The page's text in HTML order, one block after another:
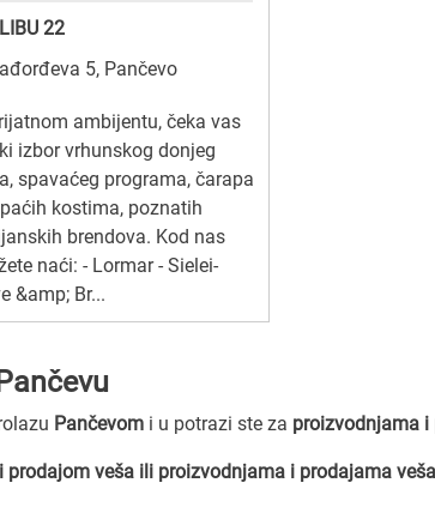
22
5, Pančevo
ambijentu, čeka vas
izbor vrhunskog donjeg
spavaćeg programa, čarapa
kostima, poznatih
brendova. Kod nas
naći: - Lormar - Sielei-
&amp; Br...
Pančevom i u potrazi ste za proizvodnjama i
prodajom veša ili proizvodnjama i prodajama